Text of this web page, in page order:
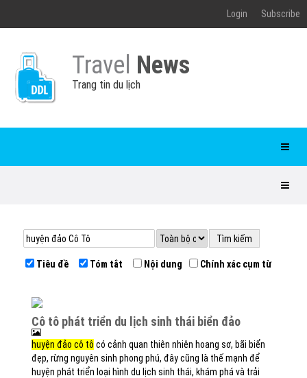
Login Subscribe
Travel News
Trang tin du lịch
Tiêu đề Tóm tắt Nội dung Chính xác cụm từ
cô tô phát triển du lịch sinh thái biển đảo
huyện đảo cô tô có cảnh quan thiên nhiên hoang sơ, bãi biển
đẹp, rừng nguyên sinh phong phú, đây cũng là thế mạnh để
huyện phát triển loại hình du lịch sinh thái, khám phá và trải